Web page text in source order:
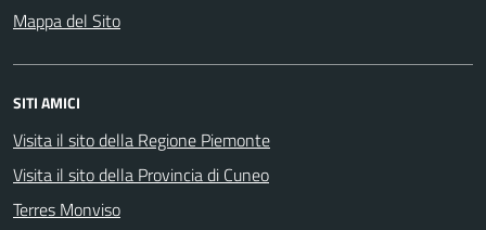
Mappa del Sito
SITI AMICI
Visita il sito della Regione Piemonte
Visita il sito della Provincia di Cuneo
Terres Monviso